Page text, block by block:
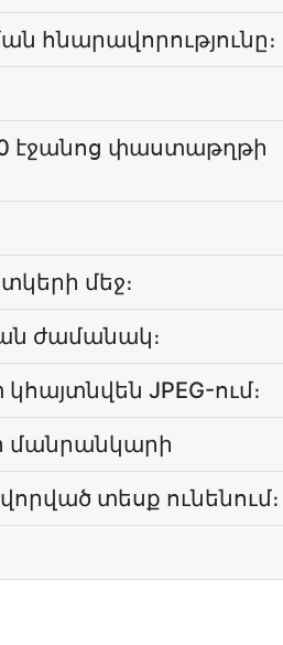
հնարավորությունը։
էջանոց փաստաթղթի
մեջ։
ժամանակ։
JPEG-ում։
մանրանկարի
տեսք ունենում։